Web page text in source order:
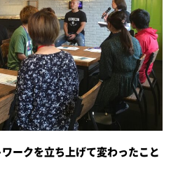
ークを立ち上げて変わったこと